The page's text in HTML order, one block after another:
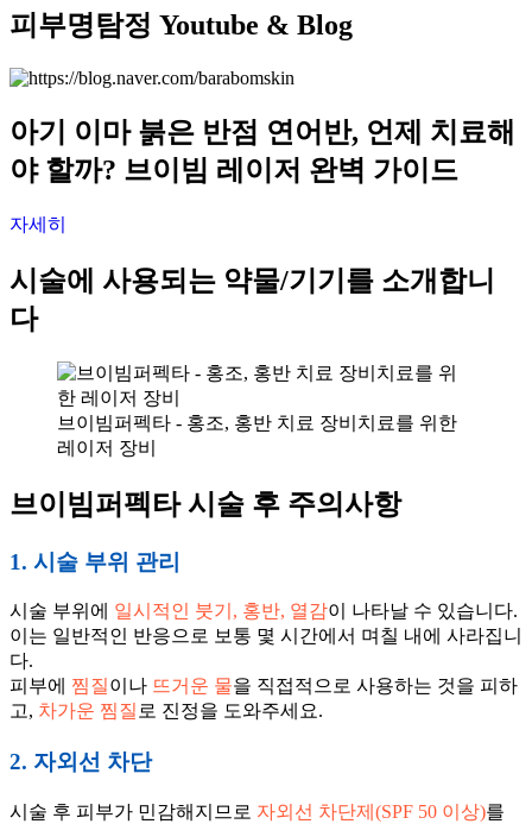
피부명탐정 Youtube & Blog
아기 이마 붉은 반점 연어반, 언제 치료해
야 할까? 브이빔 레이저 완벽 가이드
자세히
시술에 사용되는 약물/기기를 소개합니
다
브이빔퍼펙타 - 홍조, 홍반 치료 장비치료를 위한
레이저 장비
브이빔퍼펙타 시술 후 주의사항
1. 시술 부위 관리
시술 부위에 일시적인 붓기, 홍반, 열감이 나타날 수 있습니다.
이는 일반적인 반응으로 보통 몇 시간에서 며칠 내에 사라집니
다.
피부에 찜질이나 뜨거운 물을 직접적으로 사용하는 것을 피하
고, 차가운 찜질 로 진정을 도와주세요.
2. 자외선 차단
시술 후 피부가 민감해지므로 자외선 차단제(SPF 50 이상)를